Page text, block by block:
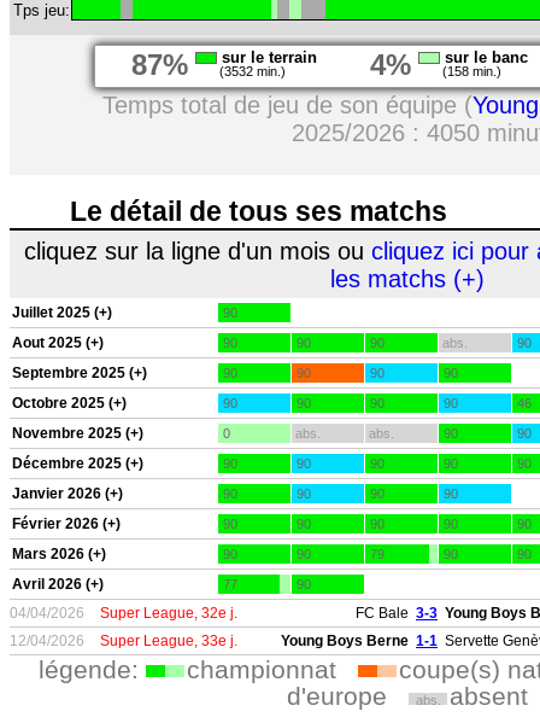
Tps jeu:
87% sur le terrain
(3532 min.) 4% sur le banc
(158 min.)
Temps total de jeu de son équipe (
2025/2026 : 4050
Le détail de tous ses matchs
cliquez sur la ligne d'un mois ou cliquez ici pour
les matchs (+)
Juillet 2025 (+) 90
Aout 2025 (+) 90 90 90 abs. 90
Septembre 2025 (+) 90 90 90 90
Octobre 2025 (+) 90 90 90 90 46
Novembre 2025 (+) 0 abs. abs. 90 90
Décembre 2025 (+) 90 90 90 90 90
Janvier 2026 (+) 90 90 90 90
Février 2026 (+) 90 90 90 90 90
Mars 2026 (+) 90 90 79 90 90
Avril 2026 (+) 77 90
04/04/2026 Super League, 32e j. FC Bale 3-3 Young Boys
12/04/2026
Super League, 33e j. Young Boys Berne 1-1 Servette
légende: championnat
coupe(s)
d'europe
abs. absent